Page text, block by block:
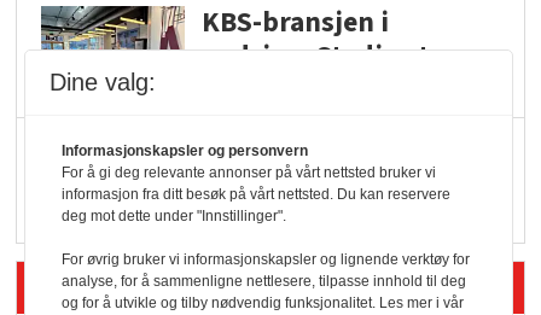
KBS-bransjen i
endring: Stadig større
Vokser med ferdigmat
i dagligvare
Siste artikler - Butikk i praksis
Dine valg:
Informasjonskapsler og personvern
For å gi deg relevante annonser på vårt nettsted bruker vi
informasjon fra ditt besøk på vårt nettsted. Du kan reservere
deg mot dette under "Innstillinger".
For øvrig bruker vi informasjonskapsler og lignende verktøy for
analyse, for å sammenligne nettlesere, tilpasse innhold til deg
og for å utvikle og tilby nødvendig funksjonalitet. Les mer i vår